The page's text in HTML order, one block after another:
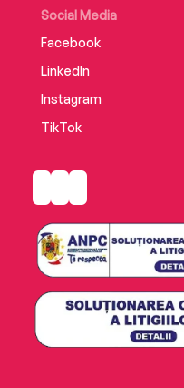
Social Media
Facebook
LinkedIn
Instagram
TikTok